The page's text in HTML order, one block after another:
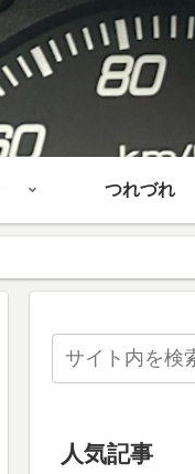
つれづれ
人気記事